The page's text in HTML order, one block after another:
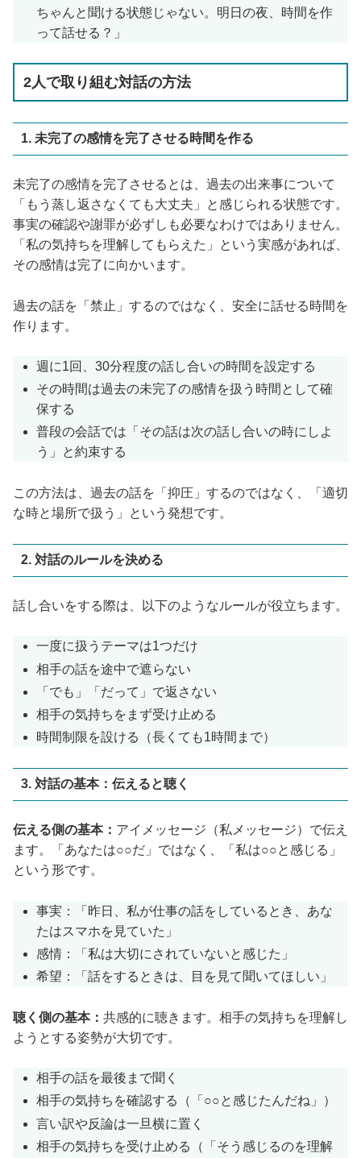
ちゃんと聞ける状態じゃない。明日の夜、時間を作
って話せる？」
2人で取り組む対話の方法
1. 未完了の感情を完了させる時間を作る
未完了の感情を完了させるとは、過去の出来事について
「もう蒸し返さなくても大丈夫」と感じられる状態です。
事実の確認や謝罪が必ずしも必要なわけではありません。
「私の気持ちを理解してもらえた」という実感があれば、
その感情は完了に向かいます。
過去の話を「禁止」するのではなく、安全に話せる時間を
作ります。
週に1回、30分程度の話し合いの時間を設定する
その時間は過去の未完了の感情を扱う時間として確
保する
普段の会話では「その話は次の話し合いの時にしよ
う」と約束する
この方法は、過去の話を「抑圧」するのではなく、「適切
な時と場所で扱う」という発想です。
2. 対話のルールを決める
話し合いをする際は、以下のようなルールが役立ちます。
一度に扱うテーマは1つだけ
相手の話を途中で遮らない
「でも」「だって」で返さない
相手の気持ちをまず受け止める
時間制限を設ける（長くても1時間まで）
3. 対話の基本：伝えると聴く
伝える側の基本： アイメッセージ（私メッセージ）で伝え
ます。「あなたは○○だ」ではなく、「私は○○と感じる」
という形です。
事実：「昨日、私が仕事の話をしているとき、あな
たはスマホを見ていた」
感情：「私は大切にされていないと感じた」
希望：「話をするときは、目を見て聞いてほしい」
聴く側の基本： 共感的に聴きます。相手の気持ちを理解し
ようとする姿勢が大切です。
相手の話を最後まで聞く
相手の気持ちを確認する（「○○と感じたんだね」）
言い訳や反論は一旦横に置く
相手の気持ちを受け止める（「そう感じるのを理解